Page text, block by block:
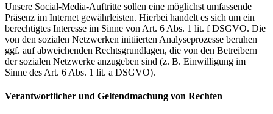
Unsere Social-Media-Auftritte sollen eine möglichst umfassende
Präsenz im Internet gewährleisten. Hierbei handelt es sich um ein
berechtigtes Interesse im Sinne von Art. 6 Abs. 1 lit. f DSGVO. Die
von den sozialen Netzwerken initiierten Analyseprozesse beruhen
ggf. auf abweichenden Rechtsgrundlagen, die von den Betreibern
der sozialen Netzwerke anzugeben sind (z. B. Einwilligung im
Sinne des Art. 6 Abs. 1 lit. a DSGVO).
Verantwortlicher und Geltendmachung von Rechten